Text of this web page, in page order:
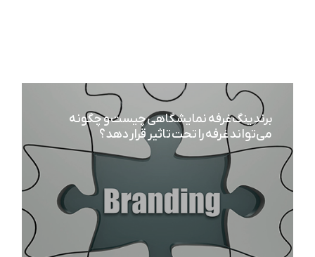
برندینگ غرفه نمایشگاهی چیست و چگونه
می‌تواند غرفه را تحت تاثیر قرار دهد؟